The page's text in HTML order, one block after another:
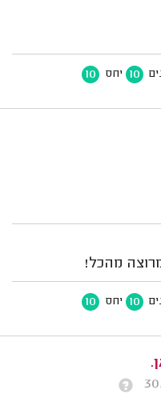
10 יחס 10
מרוצה מהכל!
10 יחס 10